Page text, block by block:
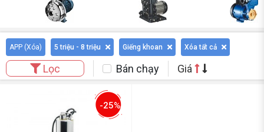
APP (Xóa) 5 triệu - 8 triệu Giếng khoan Xóa tất cả
Lọc Bán chạy Giá
-25%